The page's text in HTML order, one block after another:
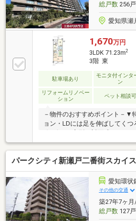
総戸数256戸
愛知県瀬
1,670万円
3LDK 71.23m2
3階 東
駐車場あり
モニタ付インタ
ン
リフォームリノベー
ション
ペット相談可
－物件のおすすめポイント－▼
ョン・LDには足を伸ばしてくつ
慮されたアルコーブ付玄関・既
相談も可能・ペット飼育可能(
配ボックス・オートロック
ム済【張替】全室クロス【新調
ッチンコンロ【その他】ダウン
外機置場面積1.05平米／アルコ
希望の住まい探しをお手伝い
物件の詳細・ご相談はお気軽に
い。
パークシティ新瀬戸二番街スカイ
愛知環状
その他の交通
築27年7ヶ
総戸数127戸